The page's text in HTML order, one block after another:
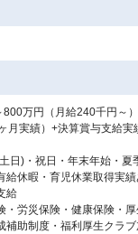
万円（月給240千円～）
実績）+決算賞与支給実
日)・祝日・年末年始・夏
休暇・育児休業取得実績
給
労災保険・健康保険・
助制度・福利厚生クラ